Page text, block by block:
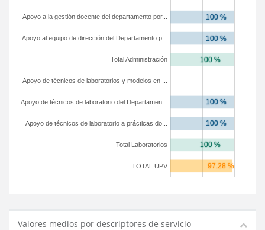
TOTAL UPV
Total Laboratorios
Apoyo de técnicos de laboratorio a prácticas do...
Apoyo de técnicos de laboratorio del Departamen...
Apoyo de técnicos de laboratorios y modelos en ...
Total Administración
Apoyo al equipo de dirección del Departamento p...
Apoyo a la gestión docente del departamento por...
Valores medios por descriptores de servicio